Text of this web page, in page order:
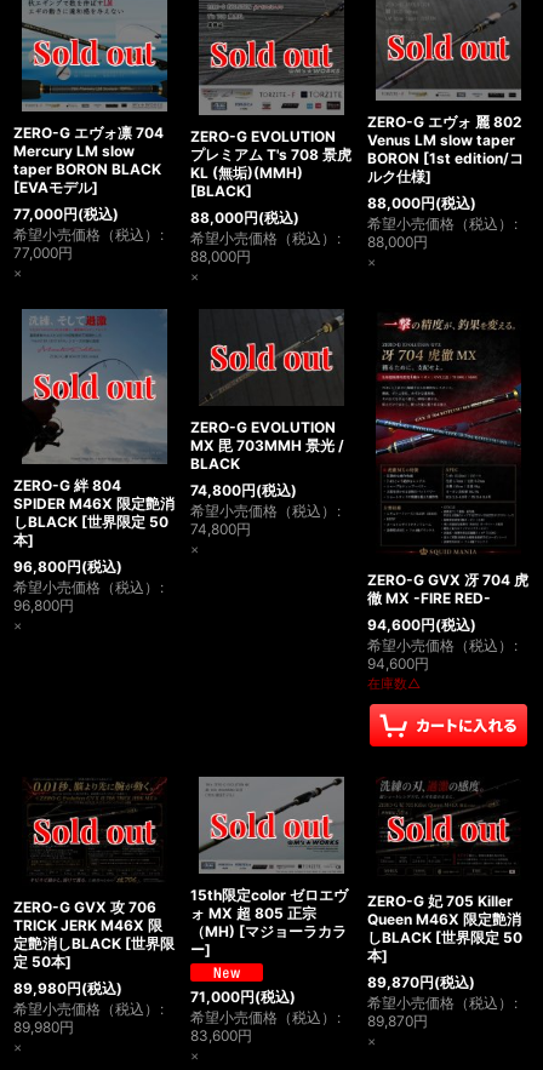
ZERO-G エヴォ凛 704
Mercury LM slow
taper BORON BLACK
[EVAモデル]
77,000円(税込)
希望小売価格（税込） :
77,000円
×
ZERO-G EVOLUTION
プレミアム T's 708 景虎
KL (無垢)(MMH)
[BLACK]
88,000円(税込)
希望小売価格（税込） :
88,000円
×
ZERO-G エヴォ 麗 802
Venus LM slow taper
BORON [1st edition/コ
ルク仕様]
88,000円(税込)
希望小売価格（税込） :
88,000円
×
ZERO-G 絆 804
SPIDER M46X 限定艶消
しBLACK [世界限定 50
本]
96,800円(税込)
希望小売価格（税込） :
96,800円
×
ZERO-G EVOLUTION
MX 毘 703MMH 景光 /
BLACK
74,800円(税込)
希望小売価格（税込） :
74,800円
×
ZERO-G GVX 冴 704 虎
徹 MX -FIRE RED-
94,600円(税込)
希望小売価格（税込） :
94,600円
在庫数△
ZERO-G GVX 攻 706
TRICK JERK M46X 限
定艶消しBLACK [世界限
定 50本]
89,980円(税込)
希望小売価格（税込） :
89,980円
×
15th限定color ゼロエヴ
ォ MX 超 805 正宗
（MH) [マジョーラカラ
ー]
71,000円(税込)
希望小売価格（税込） :
83,600円
×
ZERO-G 妃 705 Killer
Queen M46X 限定艶消
しBLACK [世界限定 50
本]
89,870円(税込)
希望小売価格（税込） :
89,870円
×